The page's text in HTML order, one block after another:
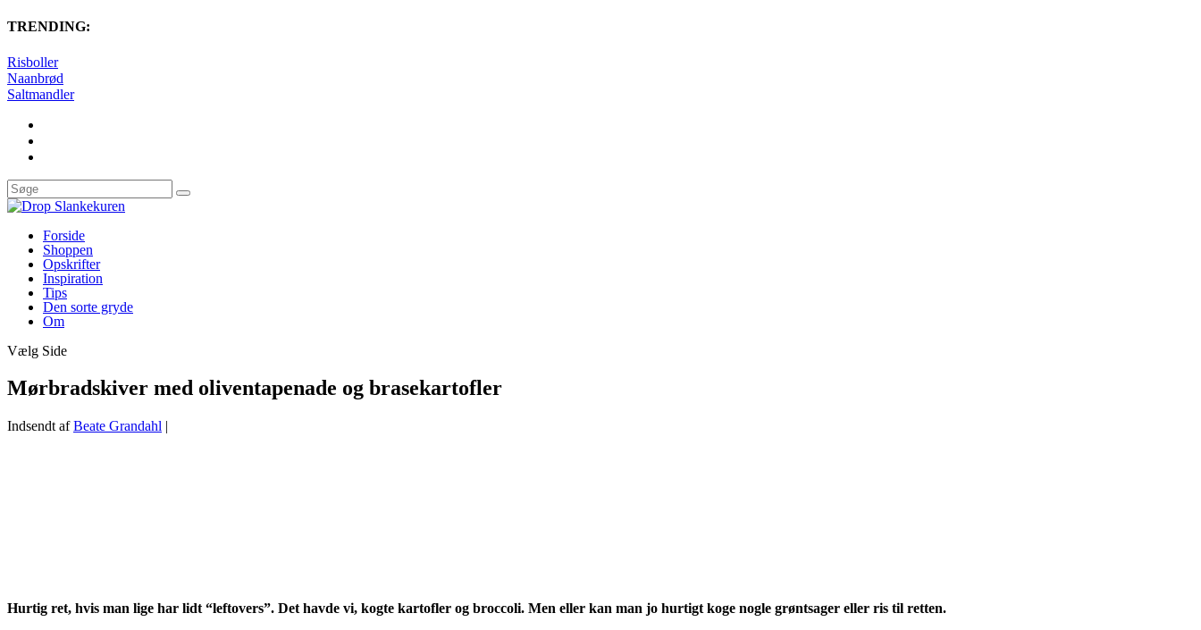
TRENDING:
Risboller
Naanbrød
Saltmandler
Forside
Shoppen
Opskrifter
Inspiration
Tips
Den sorte gryde
Om
Vælg Side
Mørbradskiver med oliventapenade og brasekartofler
Indsendt afBeate Grandahl |
Hurtig ret, hvis man lige har lidt “leftovers”. Det havde vi, kogte kartofler og broccoli. Men eller kan man jo hurtigt koge nogle grøntsager eller ris til retten.